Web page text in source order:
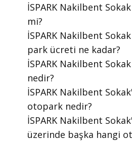
​İSPARK Nakilbent
mi?
​İSPARK Nakilbent
park ücreti ne kadar?
​İSPARK Nakilbent
nedir?
​İSPARK Nakilbent
otopark nedir?
​İSPARK Nakilbent
üzerinde başka hangi